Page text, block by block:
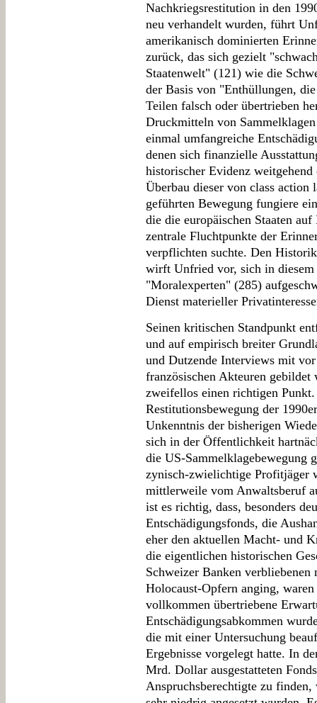
Nachkriegsrestitution in den
neu verhandelt wurden, führt
amerikanisch dominierten
zurück, das sich gezielt
Staatenwelt" (121) wie die
der Basis von "Enthüllungen,
Teilen falsch oder übertrieben
Druckmitteln von
einmal umfangreiche
denen sich finanzielle
historischer Evidenz
Überbau dieser von class action
geführten Bewegung fungiere
die die europäischen Staaten
zentrale Fluchtpunkte der
verpflichten suchte. Den
wirft Unfried vor, sich in diesem
"Moralexperten" (285)
Dienst materieller
Seinen kritischen Standpunkt
und auf empirisch breiter
und Dutzende Interviews mit
französischen Akteuren
zweifellos einen richtigen
Restitutionsbewegung der
Unkenntnis der bisherigen
sich in der Öffentlichkeit
die US-Sammelklagebewegung
zynisch-zwielichtige Profitjäger
mittlerweile vom Anwaltsberuf
ist es richtig, dass, besonders
Entschädigungsfonds, die
eher den aktuellen Macht- und
die eigentlichen historischen
Schweizer Banken
Holocaust-Opfern anging,
vollkommen übertriebene
Entschädigungsabkommen
die mit einer Untersuchung
Ergebnisse vorgelegt hatte. In
Mrd. Dollar ausgestatteten
Anspruchsberechtigte zu finden,